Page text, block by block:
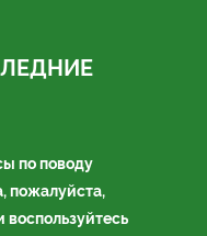
по поводу
пожалуйста,
воспользуйтесь